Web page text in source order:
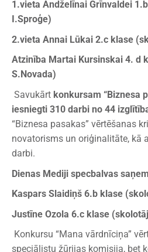
1.vieta Andželīnai Grīnvaldei
I.Sproģe)
2.vieta Annai Lūkai 2.c klase
Atzinība Martai Kursinskai 4. d
S.Novada)
Savukārt konkursam “Biznesa
iesniegti 310 darbi no 44
“Biznesa pasakas” vērtēšanas
novatorisms un oriģinalitāte, kā
darbi.
Dienas Mediji specbalvas
Kaspars Slaidiņš 6.b klase
Justīne Ozola 6.c klase
Konkursu “Mana vārdnīciņa”
speciālistu žūrijas komisija, bet